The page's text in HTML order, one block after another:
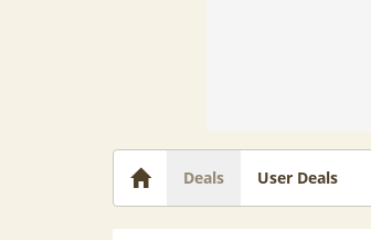
Deals User Deals